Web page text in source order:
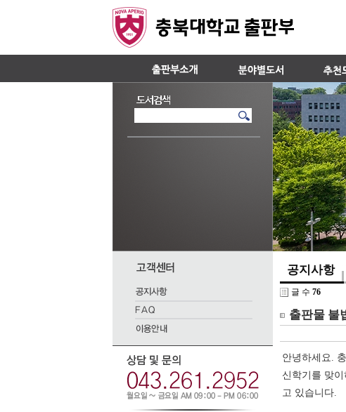
공지사항
글 수 76
출판물 불
안녕하세요.
신학기를 맞
고 있습니다.